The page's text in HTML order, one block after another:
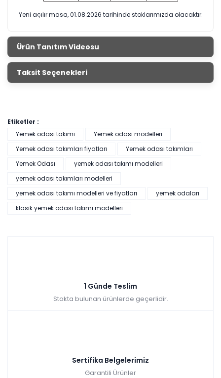
Yeni açılır masa, 01.08.2026 tarihinde stoklarımızda olacaktır.
Ürün Tanıtım Videosu
Taksit Seçenekleri
Etiketler :
Yemek odası takımı
Yemek odası modelleri
Yemek odası takımları fiyatları
Yemek odası takımları
Yemek Odası
yemek odası takımı modelleri
yemek odası takımları modelleri
yemek odası takımı modelleri ve fiyatları
yemek odaları
klasik yemek odası takımı modelleri
1 Günde Teslim
Stokta bulunan ürünlerde geçerlidir.
Sertifika Belgelerimiz
Garantili Ürünler